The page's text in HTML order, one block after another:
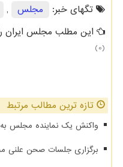
تگهای خبر:
مجلس ,
این مطلب مجلس ایران
(0)
تازه ترین مطالب مرتبط
واکنش یک نماینده مجلس به
برگزاری جلسات صحن علنی